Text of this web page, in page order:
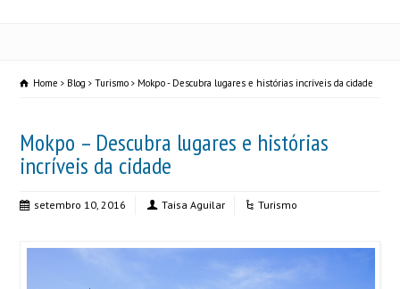
Home Blog Turismo Mokpo - Descubra lugares e histórias incríveis da cidade
Mokpo – Descubra lugares e histórias
incríveis da cidade
setembro 10, 2016 Taisa Aguilar Turismo